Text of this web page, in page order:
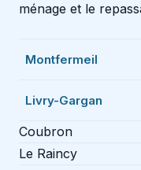
ménage et le
Montfermeil
Livry-Gargan
Coubron
Le Raincy